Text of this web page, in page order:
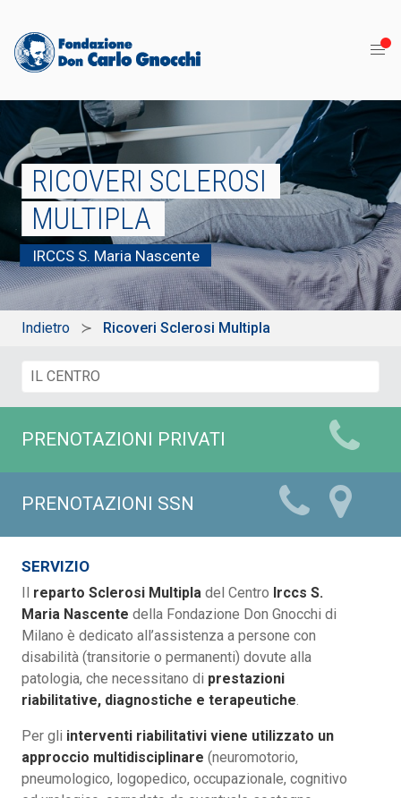
RICOVERI SCLEROSI
MULTIPLA
IRCCS S. Maria Nascente
Indietro Ricoveri Sclerosi Multipla
PRENOTAZIONI PRIVATI
PRENOTAZIONI SSN
SERVIZIO
Il reparto Sclerosi Multipla del Centro Irccs S.
Maria Nascente della Fondazione Don Gnocchi di
Milano è dedicato all’assistenza a persone con
disabilità (transitorie o permanenti) dovute alla
patologia, che necessitano di prestazioni
riabilitative, diagnostiche e terapeutiche.
Per gli interventi riabilitativi viene utilizzato un
approccio multidisciplinare (neuromotorio,
pneumologico, logopedico, occupazionale, cognitivo